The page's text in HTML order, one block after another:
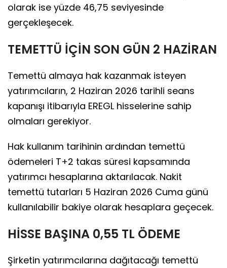
olarak ise yüzde 46,75 seviyesinde
gerçekleşecek.
TEMETTÜ İÇİN SON GÜN 2 HAZİRAN
Temettü almaya hak kazanmak isteyen
yatırımcıların, 2 Haziran 2026 tarihli seans
kapanışı itibarıyla EREGL hisselerine sahip
olmaları gerekiyor.
Hak kullanım tarihinin ardından temettü
ödemeleri T+2 takas süresi kapsamında
yatırımcı hesaplarına aktarılacak. Nakit
temettü tutarları 5 Haziran 2026 Cuma günü
kullanılabilir bakiye olarak hesaplara geçecek.
HİSSE BAŞINA 0,55 TL ÖDEME
Şirketin yatırımcılarına dağıtacağı temettü